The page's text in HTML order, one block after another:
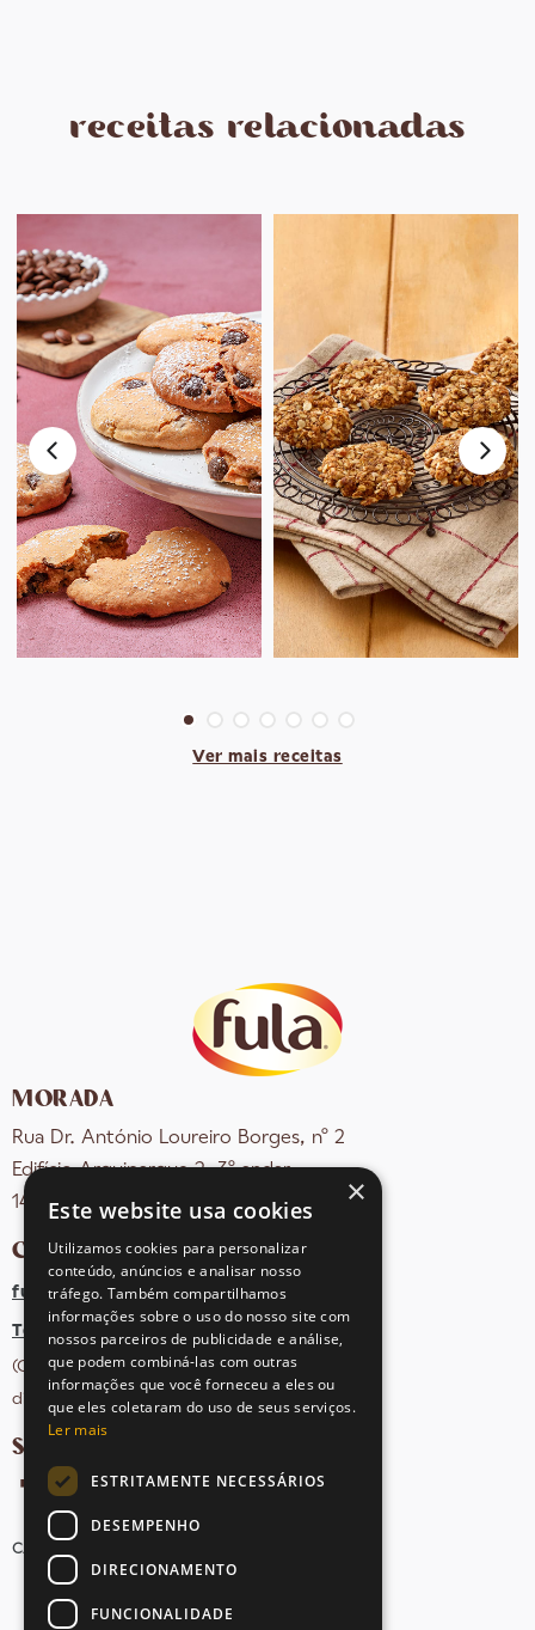
receitas relacionadas
Ver mais receitas
MORADA
Rua Dr. António Loureiro Borges, nº 2
Edifício Arquiparque 2, 3º andar
1495-131 Algés - Portugal
CONTACTOS
fula@sovena.pt
Tel: +351 21 412 93 36
(Chamada para rede fixa nacional;
dias úteis das 10h às 17h)
SIGA-NOS NAS REDES SOCIAIS
CANDIDATURAS
×
Este website usa cookies
Utilizamos cookies para personalizar
conteúdo, anúncios e analisar nosso
tráfego. Também compartilhamos
informações sobre o uso do nosso site com
nossos parceiros de publicidade e análise,
que podem combiná-las com outras
informações que você forneceu a eles ou
que eles coletaram do uso de seus serviços.
Ler mais
ESTRITAMENTE NECESSÁRIOS
DESEMPENHO
DIRECIONAMENTO
FUNCIONALIDADE